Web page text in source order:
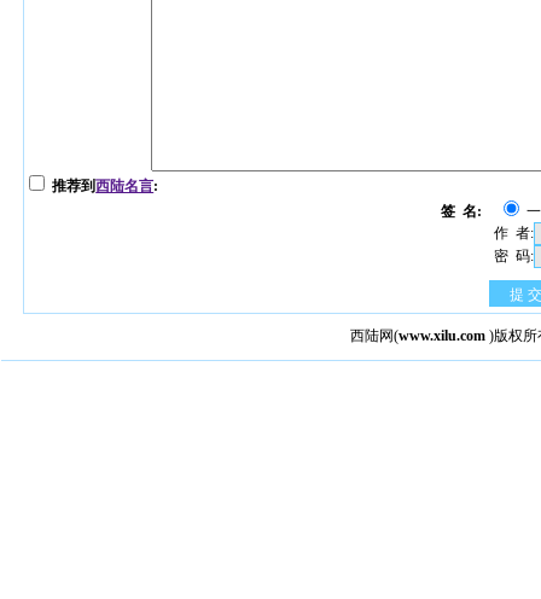
推荐到西陆名言:
签 名:
作 者:
密 码:
提 交
西陆网(www.xilu.com )版权